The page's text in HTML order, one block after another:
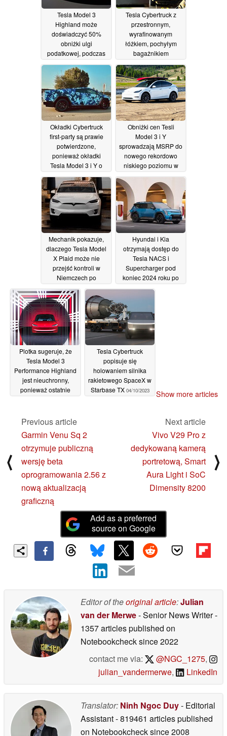
Tesla Model 3
Highland może
doświadczyć 50%
obniżki ulgi
podatkowej, podczas
gdy Skarb Państwa
zdecyduje się zapłacić
nabywcom pojazdów
elektrycznych z góry
13/10/2023
Tesla Cybertruck z
przestronnym,
wyrafinowanym
łóżkiem, pochyłym
bagażnikiem
dachowym i sporym
bagażnikiem obok
pozornie ciasnego
wnętrza12/10/2023
Okładki Cybertruck
first-party są prawie
potwierdzone,
ponieważ okładki
Tesla Model 3 i Y o
wartości 8 000 USD
pojawiają się w sklepie
Tesla11/10/2023
Obniżki cen Tesli
Model 3 i Y
sprowadzają MSRP do
nowego rekordowo
niskiego poziomu w
obliczu ostrej
konkurencji07/10/2023
Mechanik pokazuje,
dlaczego Tesla Model
X Plaid może nie
przejść kontroli w
Niemczech po
przejechaniu zaledwie
10 000 mil
06/10/2023
Hyundai i Kia
otrzymają dostęp do
Tesla NACS i
Supercharger pod
koniec 2024 roku po
ogłoszeniu
konkurencyjnej sieci
ładowania zaledwie
kilka miesięcy
wcześniej06/10/2023
Plotka sugeruje, że
Tesla Model 3
Performance Highland
jest nieuchronny,
ponieważ ostatnie
otrzymują okna
2024 r06/10/2023
Tesla Cybertruck
popisuje się
holowaniem silnika
rakietowego SpaceX w
Starbase TX 04/10/2023 Show more articles
⟨
Previous article
Garmin Venu Sq 2
otrzymuje publiczną
wersję beta
oprogramowania 2.56 z
nową aktualizacją
graficzną
Next article
Vivo V29 Pro z
dedykowaną kamerą
portretową, Smart
Aura Light i SoC
Dimensity 8200
⟩
Add as a preferred
source on Google
Editor of theoriginal article:Julian
van der Merwe- Senior News Writer-
1357 articles published on
Notebookchecksince 2022
contact me via:
@NGC_1275,
julian_vandermerwe, LinkedIn
Translator: Ninh Ngoc Duy- Editorial
Assistant- 819461 articles published
on Notebookchecksince 2008